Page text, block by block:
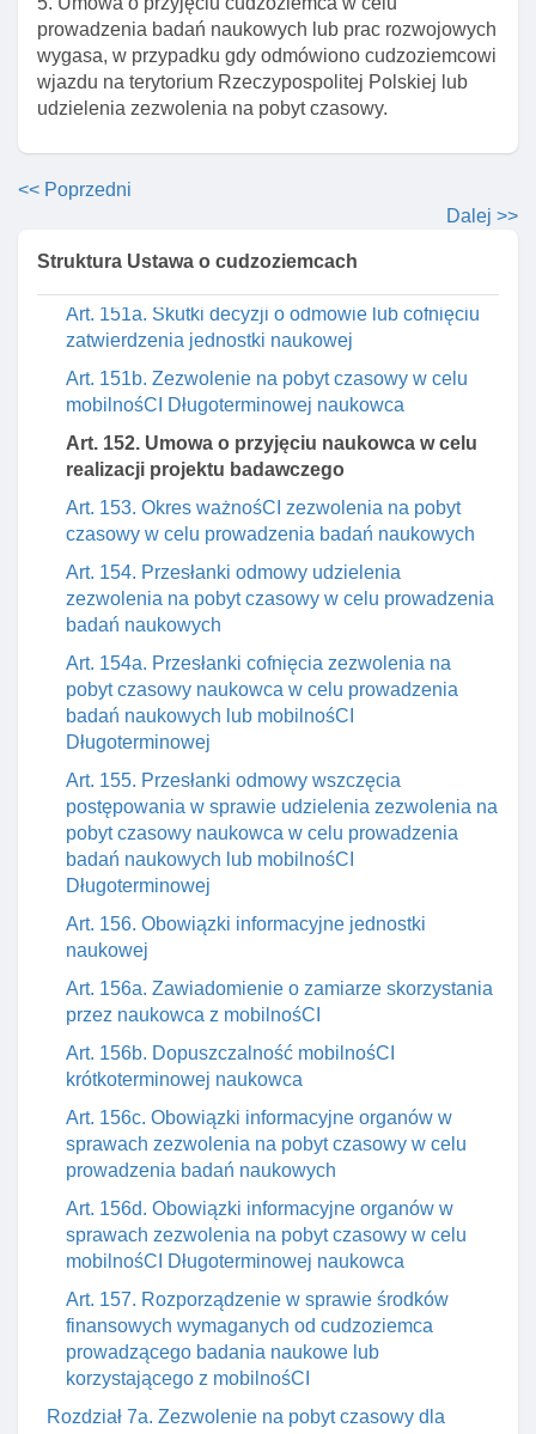
prowadzenia badań naukowych lub prac rozwojowych
wygasa, w przypadku gdy odmówiono cudzoziemcowi
wjazdu na terytorium Rzeczypospolitej Polskiej lub
udzielenia zezwolenia na pobyt czasowy.
<< Poprzedni
Dalej >>
Struktura Ustawa o cudzoziemcach
sprawach udzielenia zezwolenia na pobyt
czasowy w celu kształcenia się na studiach
Art. 150. Rozporządzenie w sprawie środków
finansowych, jakie musi posiadać cudzoziemiec
Rozdział 7. Zezwolenie na pobyt czasowy w celu
prowadzenia badań naukowych. Mobilność
Art. 151. Zezwolenie na pobyt czasowy w celu
Art. 151a. Skutki decyzji o odmowie lub cofnięciu
zatwierdzenia jednostki naukowej
Art. 151b. Zezwolenie na pobyt czasowy w celu
mobilnośCI Długoterminowej naukowca
Art. 152. Umowa o przyjęciu naukowca w celu
realizacji projektu badawczego
Art. 153. Okres ważnośCI zezwolenia na pobyt
czasowy w celu prowadzenia badań naukowych
Art. 154. Przesłanki odmowy udzielenia
zezwolenia na pobyt czasowy w celu prowadzenia
badań naukowych
Art. 154a. Przesłanki cofnięcia zezwolenia na
pobyt czasowy naukowca w celu prowadzenia
badań naukowych lub mobilnośCI
Długoterminowej
Art. 155. Przesłanki odmowy wszczęcia
postępowania w sprawie udzielenia zezwolenia na
pobyt czasowy naukowca w celu prowadzenia
badań naukowych lub mobilnośCI
Długoterminowej
Art. 156. Obowiązki informacyjne jednostki
naukowej
Art. 156a. Zawiadomienie o zamiarze skorzystania
przez naukowca z mobilnośCI
Art. 156b. Dopuszczalność mobilnośCI
krótkoterminowej naukowca
Art. 156c. Obowiązki informacyjne organów w
sprawach zezwolenia na pobyt czasowy w celu
prowadzenia badań naukowych
Art. 156d. Obowiązki informacyjne organów w
sprawach zezwolenia na pobyt czasowy w celu
mobilnośCI Długoterminowej naukowca
Art. 157. Rozporządzenie w sprawie środków
finansowych wymaganych od cudzoziemca
prowadzącego badania naukowe lub
korzystającego z mobilnośCI
Rozdział 7a. Zezwolenie na pobyt czasowy dla